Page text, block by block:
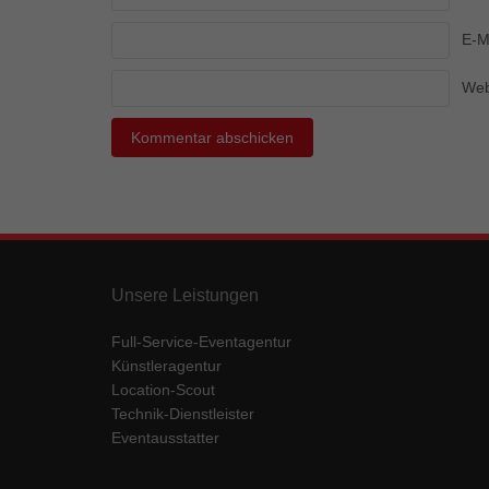
E-
Unsere Leistungen
Full-Service-Eventagentur
Künstleragentur
Location-Scout
Technik-Dienstleister
Eventausstatter